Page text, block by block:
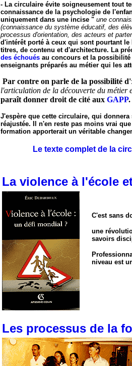
- La circulaire évite soigneusement tout
connaissance de la psychologie de
uniquement dans une incise " une
(connaissance du système éducatif, des
processus d'orientation, des acteurs et
d'intérêt porté à ceux qui sont pourtant
titres, de contenu et d'architecture. La
des échoués au concours et la
enseignants préparés au métier qui les
Par contre on parle de la possibilité d'
l'articulation de la découverte du métier
paraît donner droit de cité aux GAPP.
J'espère que cette circulaire, qui
réajustée. Il n'en reste pas moins vrai
formation apporterait un véritable
Le texte complet de la
La violence à l'école
C'est sans
une
savoirs
niveau est
Les processus de la